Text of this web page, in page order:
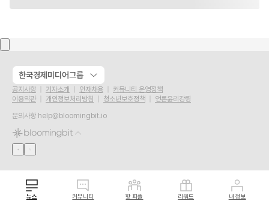
한국경제미디어그룹
공지사항 기자소개 인재채용
커뮤니티 운영정책
이용약관
개인정보처리방침 청소년보호정책
언론윤리강령
문의사항 help@bloomingbit.io
뉴스 커뮤니티 핫 피플 리워드 내 정보